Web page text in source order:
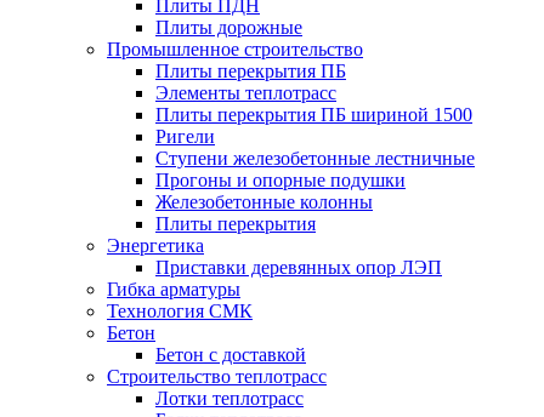
Плиты ПДН
Плиты дорожные
Промышленное строительство
Плиты перекрытия ПБ
Элементы теплотрасс
Плиты перекрытия ПБ шириной 1500
Ригели
Ступени железобетонные лестничные
Прогоны и опорные подушки
Железобетонные колонны
Плиты перекрытия
Энергетика
Приставки деревянных опор ЛЭП
Гибка арматуры
Технология СМК
Бетон
Бетон с доставкой
Строительство теплотрасс
Лотки теплотрасс